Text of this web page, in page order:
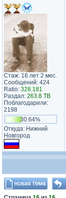
Стаж: 16 лет 2 мес.
Сообщений: 424
Ratio: 328.181
Раздал: 263.8 TB
Поблагодарили:
2198
30.64%
Откуда: Нижний
Новгород